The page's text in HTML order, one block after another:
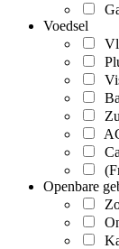
Voedsel
Openbare